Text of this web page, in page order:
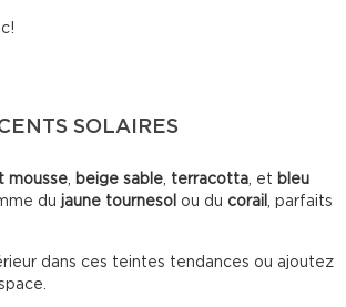
SOLAIRES
mousse, beige sable, terracotta, et bleu
du jaune tournesol ou du corail , parfaits
dans ces teintes tendances ou ajoutez